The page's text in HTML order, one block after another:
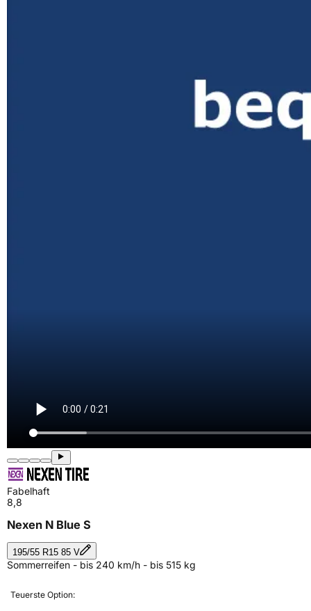
Fabelhaft
8,8
Nexen N Blue S
195/55 R15 85 V
Sommerreifen - bis 240 km/h - bis 515 kg
Teuerste Option: